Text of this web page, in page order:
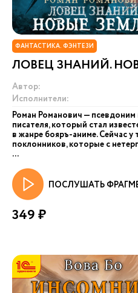
ФАНТАСТИКА. ФЭНТЕЗИ
ЛОВЕЦ ЗНАНИЙ.
Автор:
Исполнители:
Роман Романович —
писателя, который стал
в жанре бояръ-аниме. Сейчас
поклонников, которые с
...
ПОСЛУШАТЬ
349 ₽